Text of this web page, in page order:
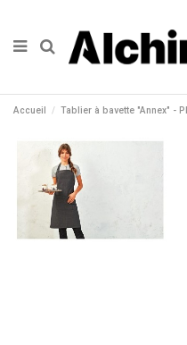
Accueil Tablier à bavette "Annex" -